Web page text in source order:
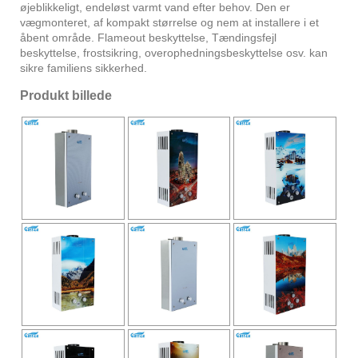
øjeblikkeligt, endeløst varmt vand efter behov. Den er
vægmonteret, af kompakt størrelse og nem at installere i et
åbent område. Flameout beskyttelse, Tændingsfejl
beskyttelse, frostsikring, overophedningsbeskyttelse osv. kan
sikre familiens sikkerhed.
Produkt billede